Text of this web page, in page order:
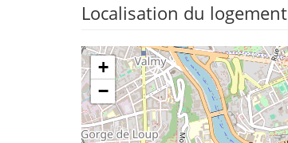
Localisation du logement
+
−